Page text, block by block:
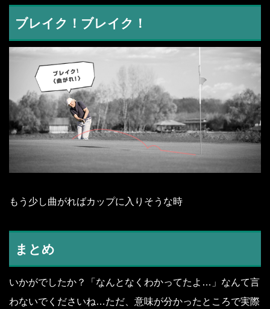
ブレイク！ブレイク！
もう少し曲がればカップに入りそうな時
まとめ
いかがでしたか？「なんとなくわかってたよ…」なんて言
わないでくださいね…ただ、意味が分かったところで実際